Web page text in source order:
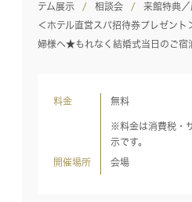
テム展示
相談会
来館特典
＜ホテル直営スパ招待券プレゼント
婦様へ★もれなく結婚式当日のご宿
料金 無料
※料金は消費税・
示です。
開催場所 会場